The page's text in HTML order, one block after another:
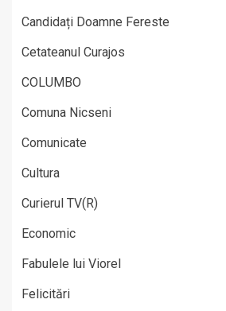
Candidați Doamne Fereste
Cetateanul Curajos
COLUMBO
Comuna Nicseni
Comunicate
Cultura
Curierul TV(R)
Economic
Fabulele lui Viorel
Felicitări